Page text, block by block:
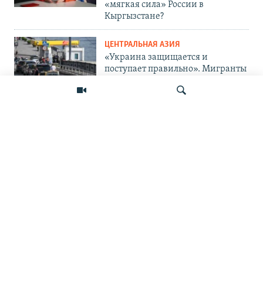
«мягкая сила» России в
Кыргызстане?
ЦЕНТРАЛЬНАЯ АЗИЯ
«Украина защищается и
поступает правильно». Мигранты
и его последствиях